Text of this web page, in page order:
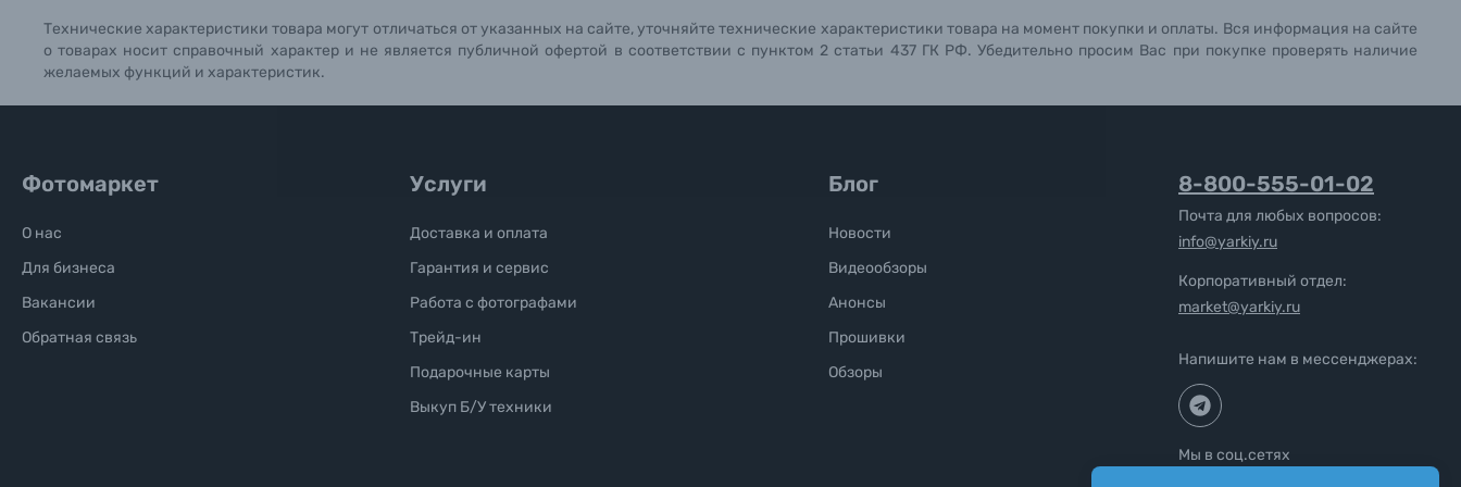
Б/У фототехника (Комиссионные товары)
Уценённые товары
Технические характеристики товара могут отличаться от указанных на сайте, уточняйте технические характеристики товара на момент покупки и оплаты. Вся информация на сайте
о товарах носит справочный характер и не является публичной офертой в соответствии с пунктом 2 статьи 437 ГК РФ. Убедительно просим Вас при покупке проверять наличие
желаемых функций и характеристик.
Фотомаркет
О нас
Для бизнеса
Вакансии
Обратная связь
Услуги
Доставка и оплата
Гарантия и сервис
Работа с фотографами
Трейд-ин
Подарочные карты
Выкуп Б/У техники
Блог
Новости
Видеообзоры
Анонсы
Прошивки
Обзоры
8-800-555-01-02
Почта для любых вопросов:
info@yarkiy.ru
Корпоративный отдел:
market@yarkiy.ru
Напишите нам в мессенджерах:
Мы в соц.сетях